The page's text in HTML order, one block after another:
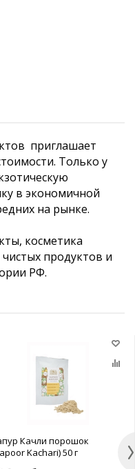
приглашает
Только у
в экономичной
на рынке.
косметика
продуктов и
РФ.
Качли порошок
Kachari) 50 г